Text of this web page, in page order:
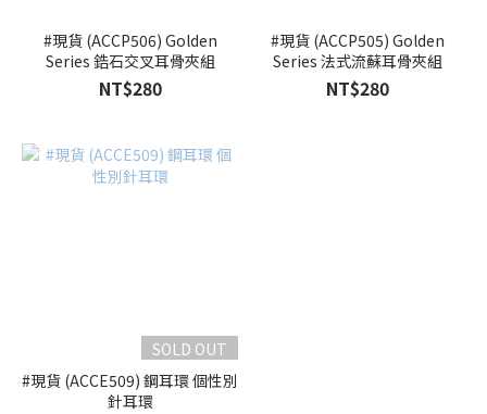
#現貨 (ACCP506) Golden
Series 鋯石交叉耳骨夾組
NT$280
#現貨 (ACCP505) Golden
Series 法式流蘇耳骨夾組
NT$280
SOLD OUT
#現貨 (ACCE509) 鋼耳環 個性別
針耳環